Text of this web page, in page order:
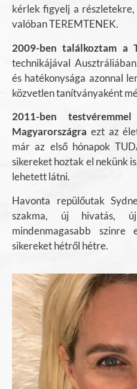
kérlek figyelj a
valóban TEREMTENEK.
2009-ben találkoztam a
technikájával
és hatékonysága azonnal
közvetlen tanítványaként
2011-ben
Magyarországra ezt az
már az első hónapok
sikereket hoztak el nekünk
lehetett látni.
Havonta repülőutak
szakma, új hivatás,
mindenmagasabb szinre
sikereket hétről hétre.